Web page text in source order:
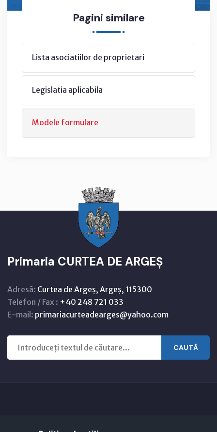
Pagini similare
Lista asociatiilor de proprietari
Legislatia aplicabila
Modele formulare
Primaria CURTEA DE ARGEȘ
Adresă: Curtea de Argeș, Argeș, 115300
Telefon / Fax : +40 248 721 033
E-mail: primariacurteadearges@yahoo.com
CAUTĂ